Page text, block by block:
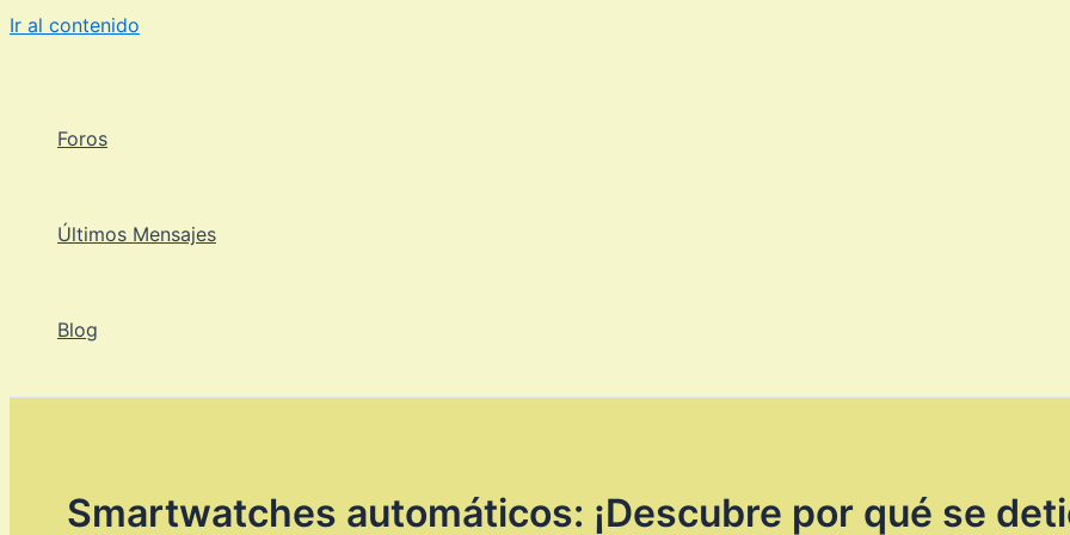
Ir al contenido
Foros
Últimos Mensajes
Blog
Smartwatches automáticos: ¡Descubre por qué se